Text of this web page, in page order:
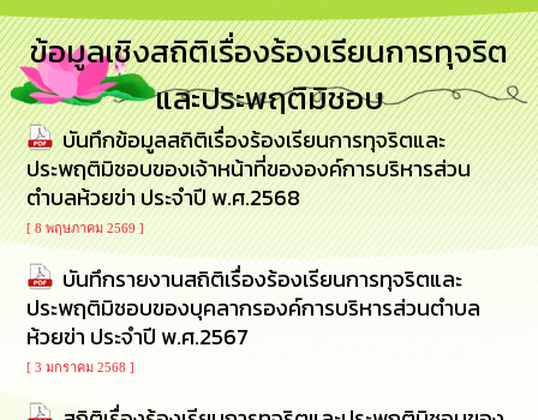
การ
บริหาร
งาน
การ
ส่ง
เสริม
ความ
โปร่งใส
การ
จัด
ซื้อ
จัด
จ้าง
ข้อมูลเชิงสถิติเรื่องร้องเรียนการทุจริต
และประพฤติมิชอบ
บันทึกข้อมูลสถิติเรื่องร้องเรียนการทุจริตและ
ประพฤติมิชอบของเจ้าหน้าที่ขององค์การบริหารส่วน
ตำบลห้วยข่า ประจำปี พ.ศ.2568
[ 8 พฤษภาคม 2569 ]
บันทึกรายงานสถิติเรื่องร้องเรียนการทุจริตและ
ประพฤติมิชอบของบุคลากรองค์การบริหารส่วนตำบล
ห้วยข่า ประจำปี พ.ศ.2567
[ 3 มกราคม 2568 ]